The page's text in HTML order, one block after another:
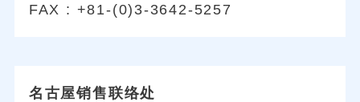
FAX : +81-(0)3-3642-5257
名古屋销售联络处